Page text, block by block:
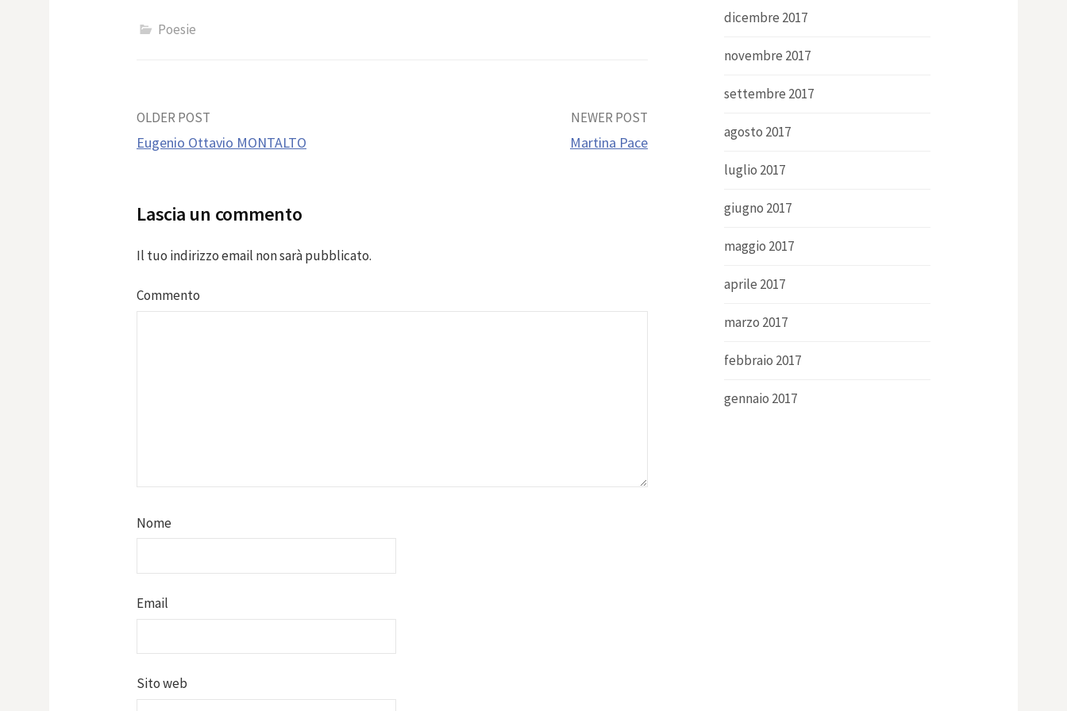
Poesie
Post
OLDER POST
Eugenio Ottavio MONTALTO
NEWER POST
Martina Pace
Lascia un commento
Il tuo indirizzo email non sarà pubblicato.
Commento
Nome
Email
Sito web
dicembre 2017
novembre 2017
settembre 2017
agosto 2017
luglio 2017
giugno 2017
maggio 2017
aprile 2017
marzo 2017
febbraio 2017
gennaio 2017